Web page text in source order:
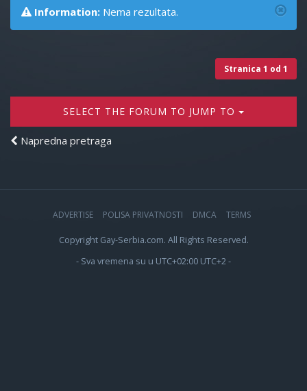
Information: Nema rezultata.
Stranica 1 od 1
SELECT THE FORUM TO JUMP TO
Napredna pretraga
ADVERTISE POLISA PRIVATNOSTI DMCA TERMS
Copyright Gay-Serbia.com. All Rights Reserved.
- Sva vremena su u UTC+02:00 UTC+2 -